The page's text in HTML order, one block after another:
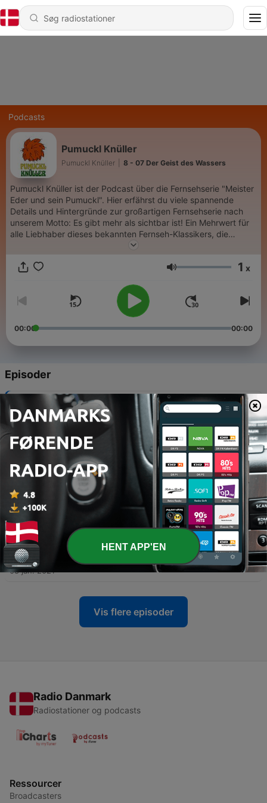
Podcasts
Pumuckl Knüller
Pumuckl Knüller 8 - 07 Der Geist des Wassers
Pumuckl Knüller ist der Podcast über die Fernsehserie "Meister
Eder und sein Pumuckl". Hier erfährst du viele spannende
Details und Hintergründe zur großartigen Fernsehserie nach
unserem Motto: Es gibt mehr als sichtbar ist! Ein Mehrwert für
alle Liebhaber dieses bekannten Fernseh-Klassikers, die
einfach mehr über Pumuckl wissen wollen.
www.instagram.com/pumucklknueller/
Lydstyrke 1 x
00:00 00:00
Episoder
07 Der Geist des Wassers
13 apr. 2021
7 - 06 Pumuckl macht Ferien
6 - 05 Die abergläubische Putzfrau
25 feb. 2021
28 jan. 2021
4 - 03 Das neue Badezimmer
08 jan. 2021
Vis flere episoder
Radio Danmark
Radiostationer og podcasts
Ressourcer
Broadcasters
HENT APP'EN